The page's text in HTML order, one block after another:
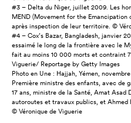
#3 – Delta du Niger, juillet 2009. Les
MEND (Movement for the
après inspection de leur territoire. ©
#4 – Cox’s Bazar, Bangladesh, janvier
essaimé le long de la frontière avec le
fait au moins 10 000 morts et contraint
Viguerie/ Reportage by Getty Images
Photo en Une : Hajjah, Yémen,
Première ministre des enfants, avec de
17 ans, ministre de la Santé, Amat Asad
autoroutes et travaux publics, et Ahmed
© Véronique de Viguerie